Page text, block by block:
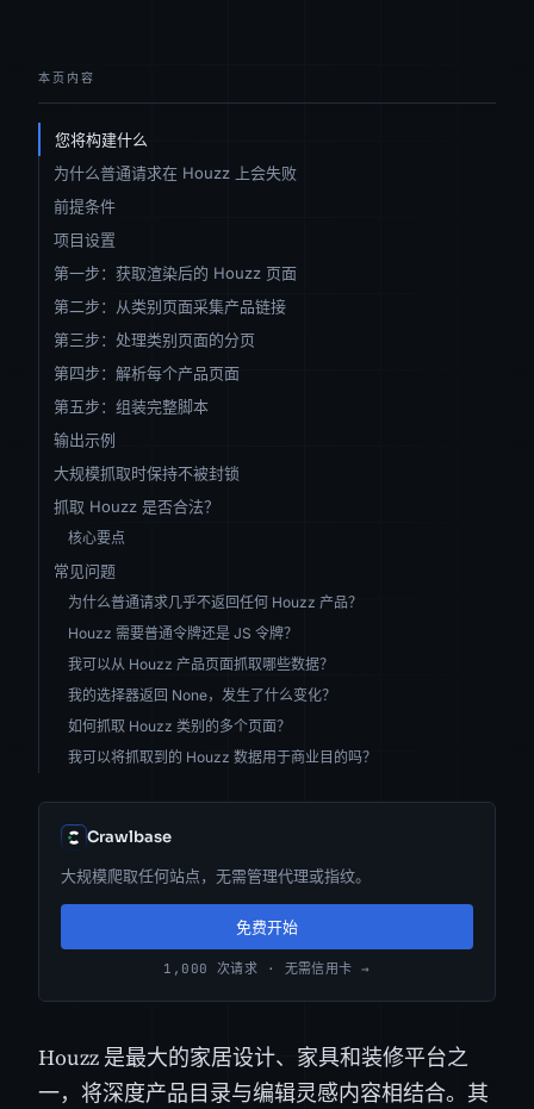
本页内容
您将构建什么
为什么普通请求在 Houzz 上会失败
前提条件
项目设置
第一步：获取渲染后的 Houzz 页面
第二步：从类别页面采集产品链接
第三步：处理类别页面的分页
第四步：解析每个产品页面
第五步：组装完整脚本
输出示例
大规模抓取时保持不被封锁
抓取 Houzz 是否合法？
核心要点
常见问题
为什么普通请求几乎不返回任何 Houzz 产品？
Houzz 需要普通令牌还是 JS 令牌？
我可以从 Houzz 产品页面抓取哪些数据？
我的选择器返回 None，发生了什么变化？
如何抓取 Houzz 类别的多个页面？
我可以将抓取到的 Houzz 数据用于商业目的吗？
Crawlbase
大规模爬取任何站点，无需管理代理或指纹。
免费开始
1,000 次请求 · 无需信用卡 →
Houzz 是最大的家居设计、家具和装修平台之
一，将深度产品目录与编辑灵感内容相结合。其